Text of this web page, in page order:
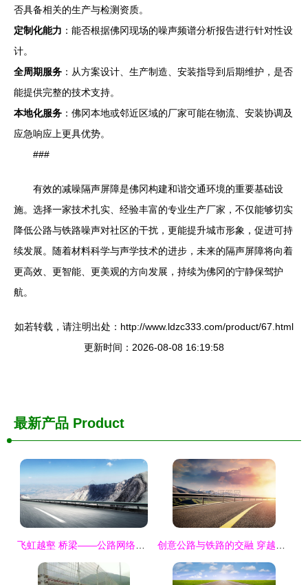
否具备相关的生产与检测资质。
定制化能力 ：能否根据佛冈现场的噪声频谱分析报告进行针对性设
计。
全周期服务 ：从方案设计、生产制造、安装指导到后期维护，是否
能提供完整的技术支持。
本地化服务 ：佛冈本地或邻近区域的厂家可能在物流、安装协调及
应急响应上更具优势。
###
有效的减噪隔声屏障是佛冈构建和谐交通环境的重要基础设
施。选择一家技术扎实、经验丰富的专业生产厂家，不仅能够切实
降低公路与铁路噪声对社区的干扰，更能提升城市形象，促进可持
续发展。随着材料科学与声学技术的进步，未来的隔声屏障将向着
更高效、更智能、更美观的方向发展，持续为佛冈的宁静保驾护
航。
如若转载，请注明出处：http://www.ldzc333.com/product/67.html
更新时间：2026-08-08 16:19:58
最新产品 Product
飞虹越壑 桥梁——公路网络中的关键节点与文明纽带 创意公路与铁路的交融 穿越时空的交通艺术